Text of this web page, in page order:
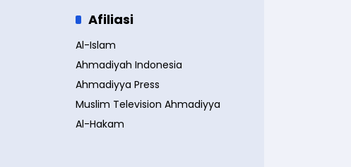
Afiliasi
Al-Islam
Ahmadiyah Indonesia
Ahmadiyya Press
Muslim Television Ahmadiyya
Al-Hakam